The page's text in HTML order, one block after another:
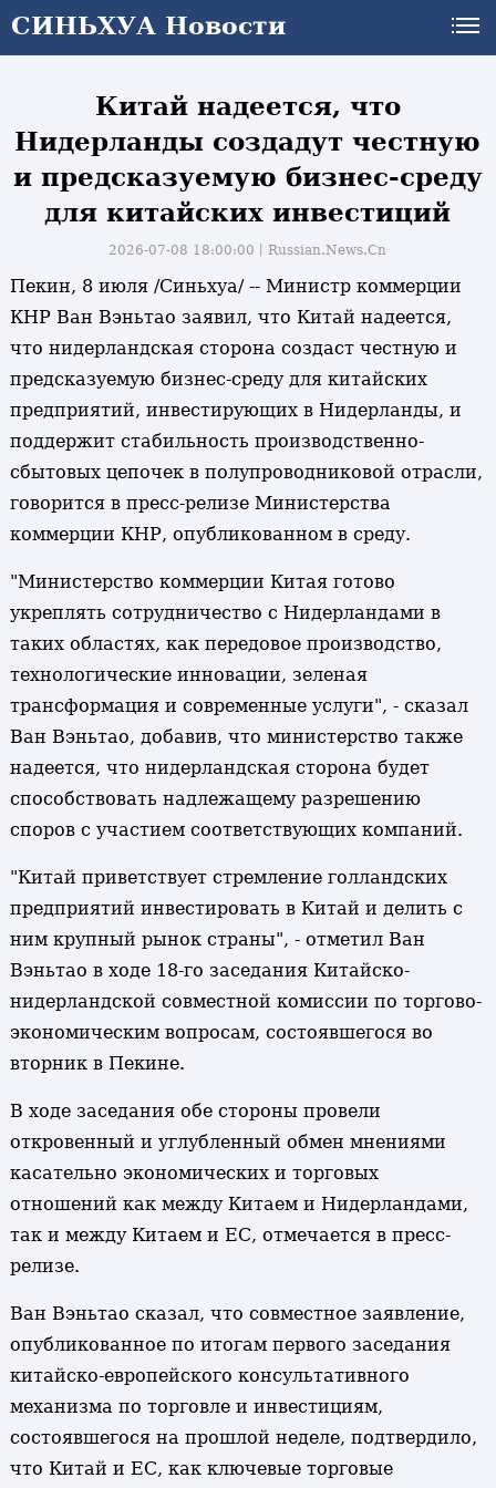
СИНЬХУА Новости
СИНЬХУА Новости
Китай надеется, что
Нидерланды создадут честную
и предсказуемую бизнес-среду
для китайских инвестиций
2026-07-08 18:00:00丨Russian.News.Cn
Пекин, 8 июля /Синьхуа/ -- Министр коммерции
КНР Ван Вэньтао заявил, что Китай надеется,
что нидерландская сторона создаст честную и
предсказуемую бизнес-среду для китайских
предприятий, инвестирующих в Нидерланды, и
поддержит стабильность производственно-
сбытовых цепочек в полупроводниковой отрасли,
говорится в пресс-релизе Министерства
коммерции КНР, опубликованном в среду.
"Министерство коммерции Китая готово
укреплять сотрудничество с Нидерландами в
таких областях, как передовое производство,
технологические инновации, зеленая
трансформация и современные услуги", - сказал
Ван Вэньтао, добавив, что министерство также
надеется, что нидерландская сторона будет
способствовать надлежащему разрешению
споров с участием соответствующих компаний.
"Китай приветствует стремление голландских
предприятий инвестировать в Китай и делить с
ним крупный рынок страны", - отметил Ван
Вэньтао в ходе 18-го заседания Китайско-
нидерландской совместной комиссии по торгово-
экономическим вопросам, состоявшегося во
вторник в Пекине.
В ходе заседания обе стороны провели
откровенный и углубленный обмен мнениями
касательно экономических и торговых
отношений как между Китаем и Нидерландами,
так и между Китаем и ЕС, отмечается в пресс-
релизе.
Ван Вэньтао сказал, что совместное заявление,
опубликованное по итогам первого заседания
китайско-европейского консультативного
механизма по торговле и инвестициям,
состоявшегося на прошлой неделе, подтвердило,
что Китай и ЕС, как ключевые торговые